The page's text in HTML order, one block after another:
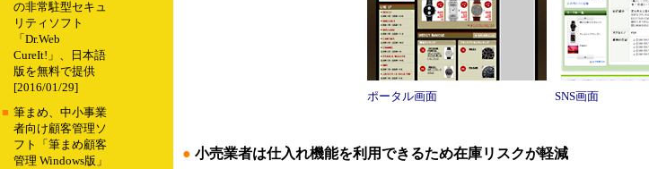
の非常駐型セキュ
リティソフト
「Dr.Web
CureIt!」、日本語
版を無料で提供
[2016/01/29]
■ 筆まめ、中小事業
者向け顧客管理ソ
フト「筆まめ顧客
管理 Windows版」
ポータル画面 SNS画面
● 小売業者は仕入れ機能を利用できるため在庫リスクが軽減